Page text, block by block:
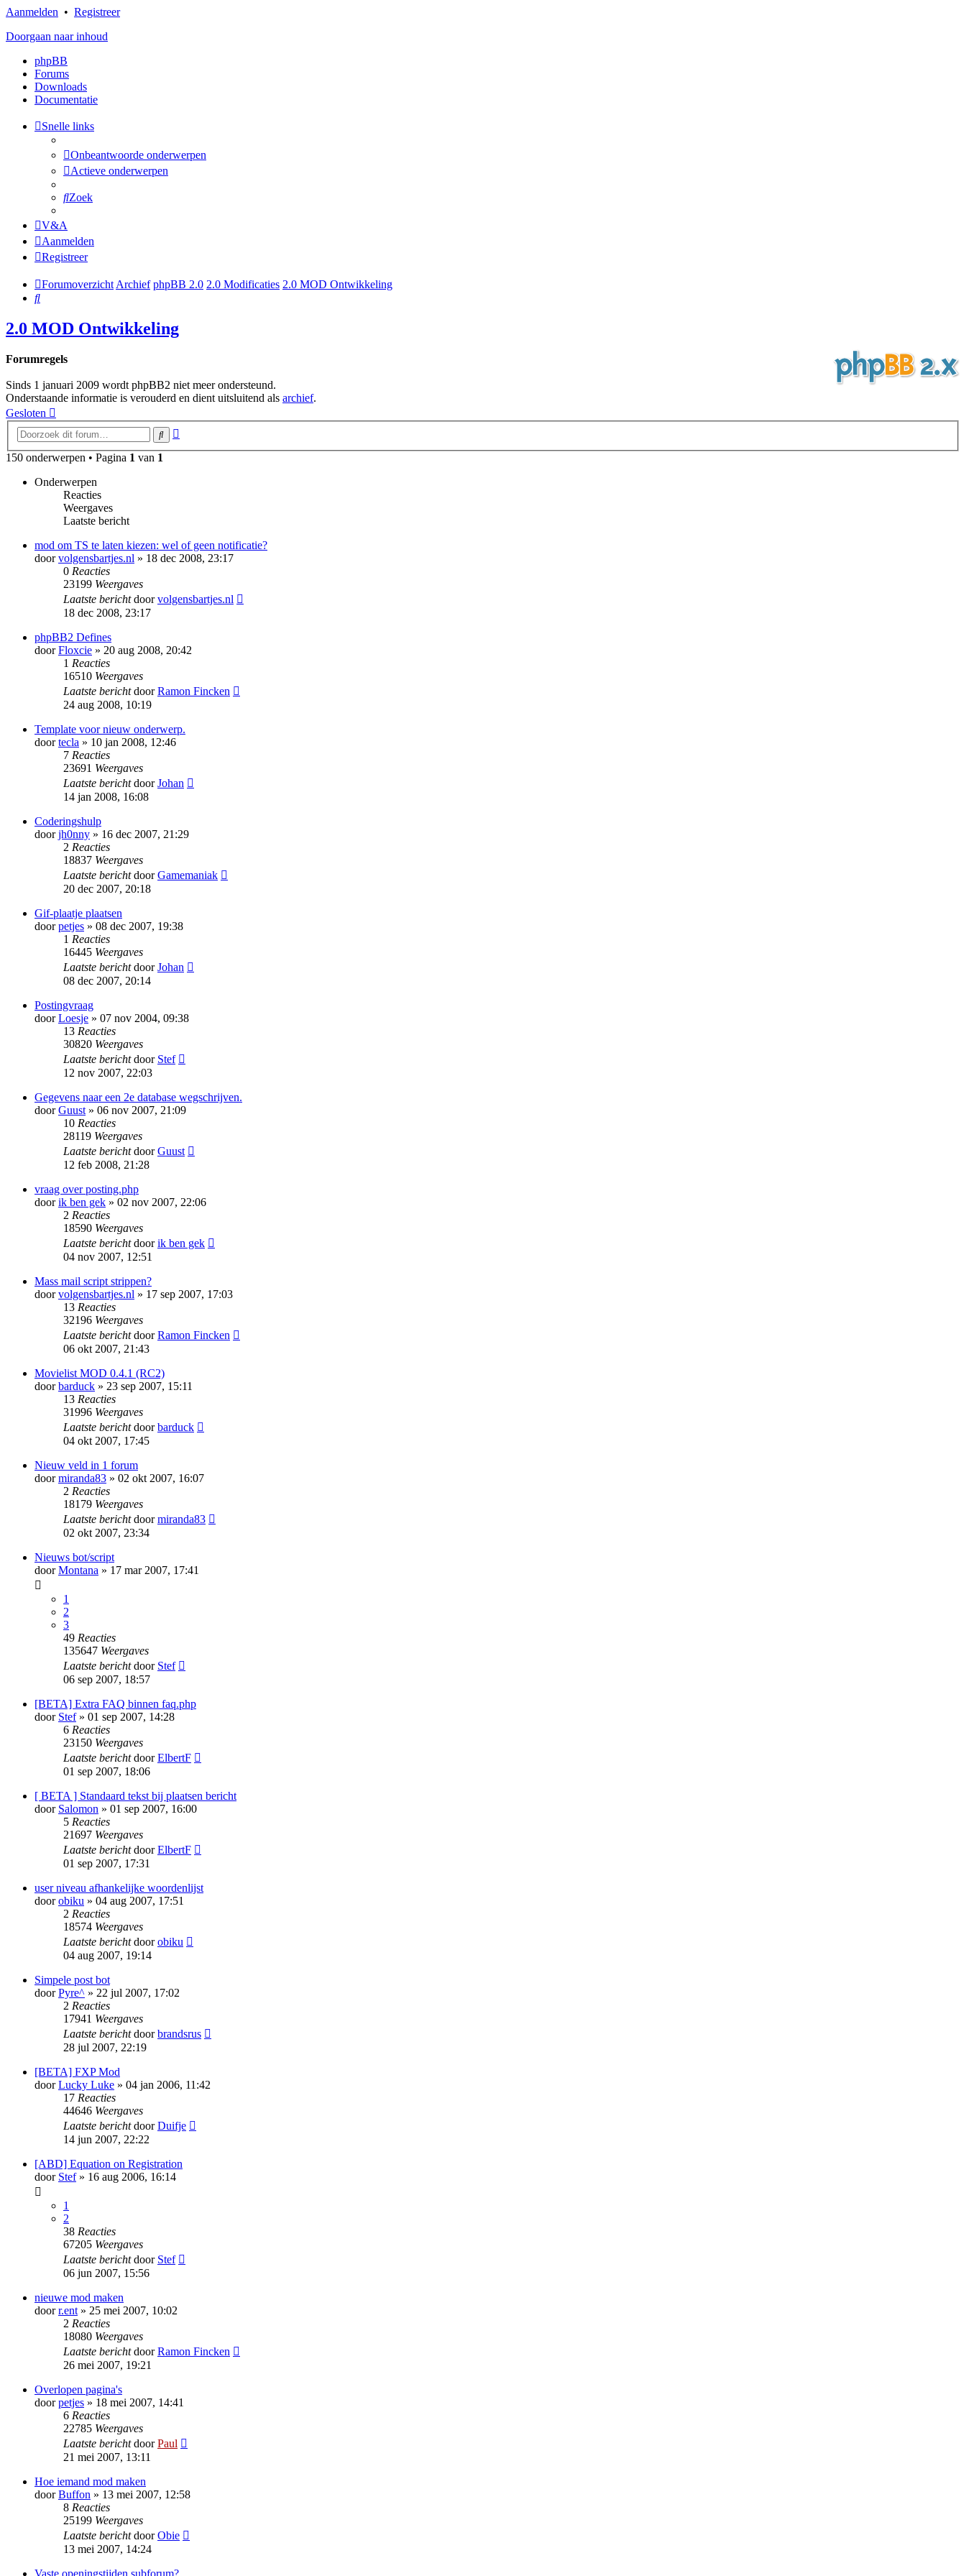
Aanmelden • Registreer
Doorgaan naar inhoud
phpBB
Forums
Downloads
Documentatie
Snelle links
Onbeantwoorde onderwerpen
Actieve onderwerpen
Zoek
V&A
Aanmelden
Registreer
Forumoverzicht Archief phpBB 2.0 2.0 Modificaties 2.0 MOD Ontwikkeling
Zoek
2.0 MOD Ontwikkeling
Forumregels
Sinds 1 januari 2009 wordt phpBB2 niet meer ondersteund.
Onderstaande informatie is verouderd en dient uitsluitend als archief.
Gesloten
Zoek
150 onderwerpen • Pagina 1 van 1
Onderwerpen
Reacties
Weergaves
Laatste bericht
mod om TS te laten kiezen: wel of geen notificatie?
doorvolgensbartjes.nl » 18 dec 2008, 23:17
0 Reacties
23199 Weergaves
Laatste berichtdoorvolgensbartjes.nl
18 dec 2008, 23:17
phpBB2 Defines
doorFloxcie » 20 aug 2008, 20:42
1 Reacties
16510 Weergaves
Laatste berichtdoorRamon Fincken
24 aug 2008, 10:19
Template voor nieuw onderwerp.
doortecla » 10 jan 2008, 12:46
7 Reacties
23691 Weergaves
Laatste berichtdoorJohan
14 jan 2008, 16:08
Coderingshulp
doorjh0nny » 16 dec 2007, 21:29
2 Reacties
18837 Weergaves
Laatste berichtdoorGamemaniak
20 dec 2007, 20:18
Gif-plaatje plaatsen
doorpetjes » 08 dec 2007, 19:38
1 Reacties
16445 Weergaves
Laatste berichtdoorJohan
08 dec 2007, 20:14
Postingvraag
doorLoesje » 07 nov 2004, 09:38
13 Reacties
30820 Weergaves
Laatste berichtdoor Stef
12 nov 2007, 22:03
Gegevens naar een 2e database wegschrijven.
doorGuust» 06 nov 2007, 21:09
10 Reacties
28119 Weergaves
Laatste berichtdoorGuust
12 feb 2008, 21:28
vraag over posting.php
doorik ben gek » 02 nov 2007, 22:06
2 Reacties
18590 Weergaves
Laatste berichtdoorik ben gek
04 nov 2007, 12:51
Mass mail script strippen?
doorvolgensbartjes.nl » 17 sep 2007, 17:03
13 Reacties
32196 Weergaves
Laatste berichtdoorRamon Fincken
06 okt 2007, 21:43
Movielist MOD 0.4.1 (RC2)
doorbarduck » 23 sep 2007, 15:11
13 Reacties
31996 Weergaves
Laatste berichtdoorbarduck
04 okt 2007, 17:45
Nieuw veld in 1 forum
doormiranda83 » 02 okt 2007, 16:07
2 Reacties
18179 Weergaves
Laatste berichtdoormiranda83
02 okt 2007, 23:34
Nieuws bot/script
doorMontana » 17 mar 2007, 17:41
1
2
3
49 Reacties
135647 Weergaves
Laatste berichtdoor Stef
06 sep 2007, 18:57
[BETA] Extra FAQ binnen faq.php
door Stef» 01 sep 2007, 14:28
6 Reacties
23150 Weergaves
Laatste berichtdoorElbertF
01 sep 2007, 18:06
[ BETA ] Standaard tekst bij plaatsen bericht
door Salomon » 01 sep 2007, 16:00
5 Reacties
21697 Weergaves
Laatste berichtdoorElbertF
01 sep 2007, 17:31
user niveau afhankelijke woordenlijst
doorobiku » 04 aug 2007, 17:51
2 Reacties
18574 Weergaves
Laatste berichtdoorobiku
04 aug 2007, 19:14
Simpele post bot
doorPyre^ » 22 jul 2007, 17:02
2 Reacties
17941 Weergaves
Laatste berichtdoorbrandsrus
28 jul 2007, 22:19
[BETA] FXP Mod
doorLucky Luke » 04 jan 2006, 11:42
17 Reacties
44646 Weergaves
Laatste berichtdoorDuifje
14 jun 2007, 22:22
[ABD] Equation on Registration
door Stef» 16 aug 2006, 16:14
1
2
38 Reacties
67205 Weergaves
Laatste berichtdoor Stef
06 jun 2007, 15:56
nieuwe mod maken
doorr.ent» 25 mei 2007, 10:02
2 Reacties
18080 Weergaves
Laatste berichtdoorRamon Fincken
26 mei 2007, 19:21
Overlopen pagina's
doorpetjes » 18 mei 2007, 14:41
6 Reacties
22785 Weergaves
Laatste berichtdoorPaul
21 mei 2007, 13:11
Hoe iemand mod maken
doorBuffon » 13 mei 2007, 12:58
8 Reacties
25199 Weergaves
Laatste berichtdoorObie
13 mei 2007, 14:24